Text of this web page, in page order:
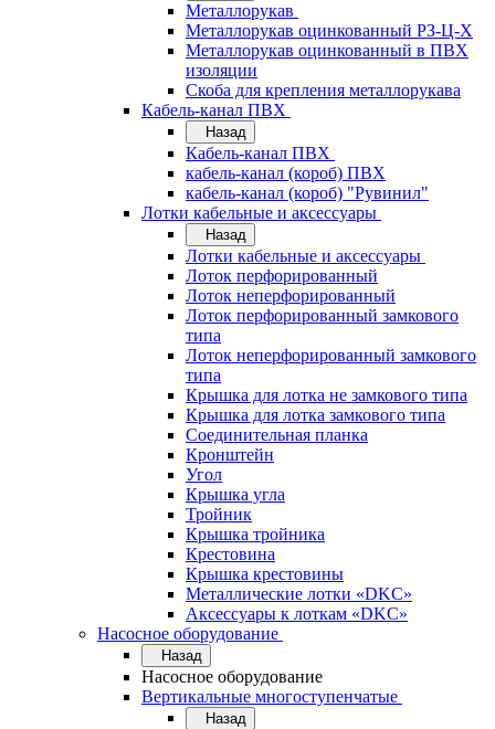
Металлорукав
Металлорукав оцинкованный РЗ-Ц-Х
Металлорукав оцинкованный в ПВХ
изоляции
Скоба для крепления металлорукава
Кабель-канал ПВХ
Назад
Кабель-канал ПВХ
кабель-канал (короб) ПВХ
кабель-канал (короб) "Рувинил"
Лотки кабельные и аксессуары
Назад
Лотки кабельные и аксессуары
Лоток перфорированный
Лоток неперфорированный
Лоток перфорированный замкового
типа
Лоток неперфорированный замкового
типа
Крышка для лотка не замкового типа
Крышка для лотка замкового типа
Соединительная планка
Кронштейн
Угол
Крышка угла
Тройник
Крышка тройника
Крестовина
Крышка крестовины
Металлические лотки «DKC»
Аксессуары к лоткам «DKC»
Насосное оборудование
Назад
Насосное оборудование
Вертикальные многоступенчатые
Назад